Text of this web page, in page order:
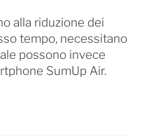
alla riduzione dei
tempo, necessitano
possono invece
SumUp Air.